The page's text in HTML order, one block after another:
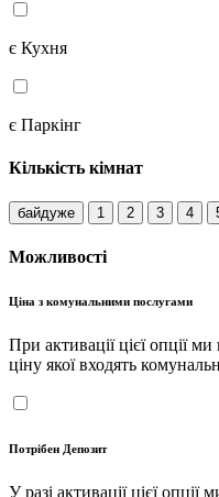
є Кухня
є Паркінг
Кількість кімнат
байдуже 1 2 3 4
Можливості
Ціна з комунальними послугами
При активації цієї опції
ціну якої входять
Потрібен Депозит
У разі активації цієї опції